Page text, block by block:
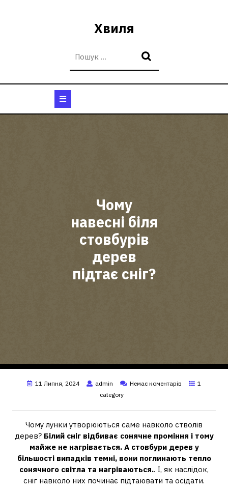
Хвиля
Чому
навесні біля
стовбурів
дерев
підтає сніг?
11 Липня, 2024 admin Немає коментарів
1
category
Чому лунки утворюються саме навколо стволів
дерев? Білий сніг відбиває сонячне проміння і тому
майже не нагрівається. А стовбури дерев у
більшості випадків темні, вони поглинають тепло
сонячного світла та нагріваються.. І, як наслідок,
сніг навколо них починає підтаювати та осідати.